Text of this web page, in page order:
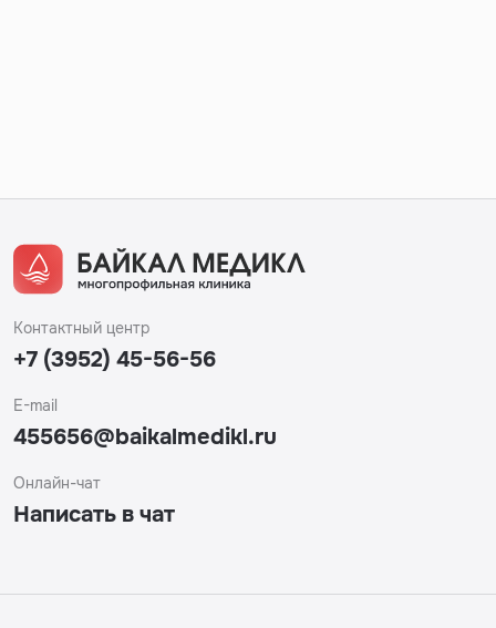
Контактный центр
+7 (3952) 45-56-56
E-mail
455656@baikalmedikl.ru
Онлайн-чат
Написать в чат